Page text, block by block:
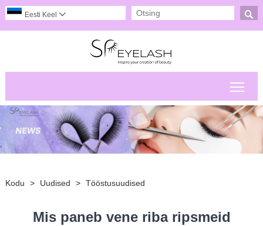

Eesti Keel 
Kodu > Uudised > Tööstusuudised
Mis paneb vene riba ripsmeid